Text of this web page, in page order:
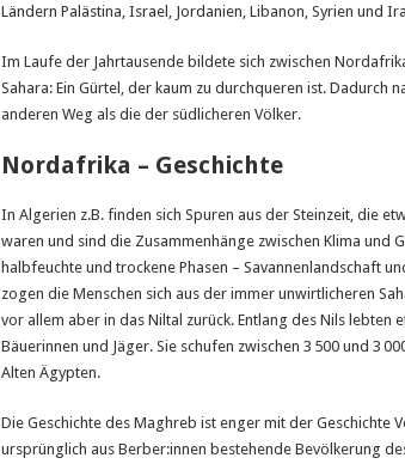
Ländern Palästina, Israel, Jordanien, Libanon, Syrien und
Im Laufe der Jahrtausende bildete sich zwischen
Sahara: Ein Gürtel, der kaum zu durchqueren ist. Dadurch
anderen Weg als die der südlicheren Völker.
Nordafrika – Geschichte
In Algerien z.B. finden sich Spuren aus der Steinzeit, die
waren und sind die Zusammenhänge zwischen Klima und
halbfeuchte und trockene Phasen – Savannenlandschaft
zogen die Menschen sich aus der immer unwirtlicheren
vor allem aber in das Niltal zurück. Entlang des Nils lebten
Bäuerinnen und Jäger. Sie schufen zwischen 3 500 und 3
Alten Ägypten.
Die Geschichte des Maghreb ist enger mit der Geschichte
ursprünglich aus Berber:innen bestehende Bevölkerung